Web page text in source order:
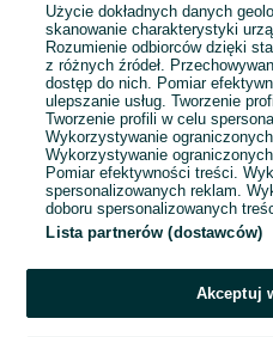
E-mail
Hasło
Użycie dokładnych danych
skanowanie charakterystyki
Rozumienie odbiorców dzięki
z różnych źródeł.
dostęp do nich. Pomiar
ulepszanie usług. Tworzenie
Tworzenie profili w celu
Wykorzystywanie
Wykorzystywanie
Pomiar efektywności treści.
spersonalizowanych reklam.
doboru spersonalizowanych
Lista partnerów (dostawców)
Akceptuj